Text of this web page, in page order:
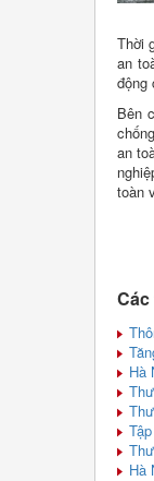
Thời
an
động
Bên
an
toàn
Hà
Hà